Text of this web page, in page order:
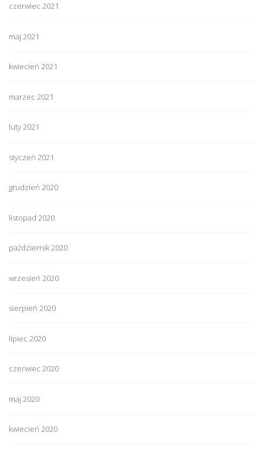
czerwiec 2021
maj 2021
kwiecień 2021
marzec 2021
luty 2021
styczeń 2021
grudzień 2020
listopad 2020
październik 2020
wrzesień 2020
sierpień 2020
lipiec 2020
czerwiec 2020
maj 2020
kwiecień 2020